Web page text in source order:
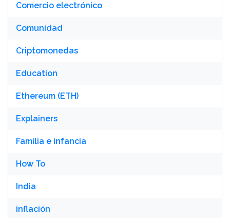
Comercio electrónico
Comunidad
Criptomonedas
Education
Ethereum (ETH)
Explainers
Familia e infancia
How To
India
inflación